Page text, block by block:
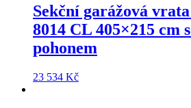
Sekční garážová vrata
8014 CL 405×215 cm
pohonem
23 534 Kč